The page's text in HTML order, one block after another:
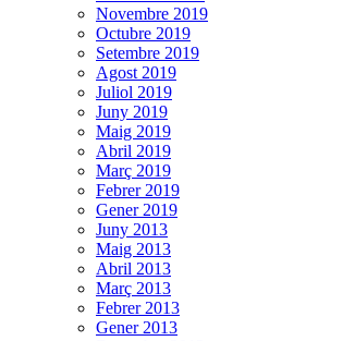
Novembre 2019
Octubre 2019
Setembre 2019
Agost 2019
Juliol 2019
Juny 2019
Maig 2019
Abril 2019
Març 2019
Febrer 2019
Gener 2019
Juny 2013
Maig 2013
Abril 2013
Març 2013
Febrer 2013
Gener 2013